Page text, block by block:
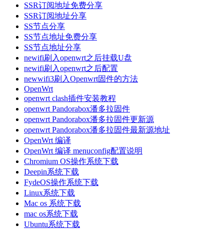
SSR订阅地址免费分享
SSR订阅地址分享
SS节点分享
SS节点地址免费分享
SS节点地址分享
newifi刷入openwrt之后挂载U盘
newifi刷入openwrt之后配置
newwifi3刷入Openwrt固件的方法
OpenWrt
openwrt clash插件安装教程
openwrt Pandorabox潘多拉固件
openwrt Pandorabox潘多拉固件更新源
openwrt Pandorabox潘多拉固件最新源地址
OpenWrt 编译
OpenWrt 编译 menuconfig配置说明
Chromium OS操作系统下载
Deepin系统下载
FydeOS操作系统下载
Linux系统下载
Mac os 系统下载
mac os系统下载
Ubuntu系统下载